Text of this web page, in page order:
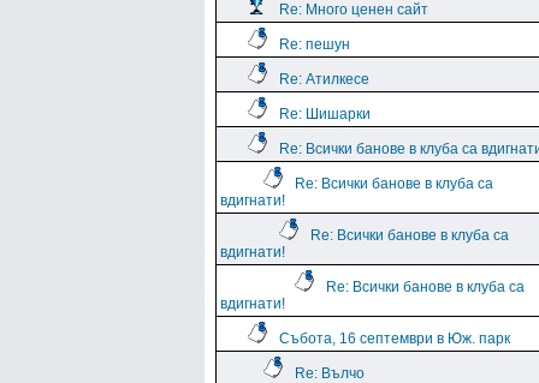
Re: Много ценен сайт
Re: пешун
Re: Атилкесе
Re: Шишарки
Re: Всички банове в клуба са
Re: Всички банове в клуба са
вдигнати!
Re: Всички банове в клуба са
вдигнати!
Re: Всички банове в клуба са
вдигнати!
Събота, 16 септември в Юж. парк
Re: Вълчо